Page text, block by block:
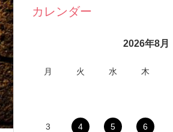
カレンダー
2026年8月
月 火 水 木
3 4 5 6